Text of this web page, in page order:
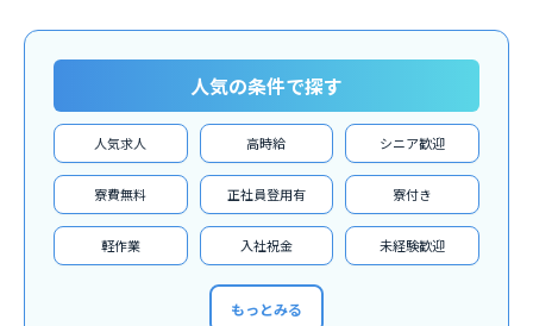
人気の条件で探す
人気求人 高時給 シニア歓迎
寮費無料 正社員登用有 寮付き
軽作業 入社祝金 未経験歓迎
もっとみる